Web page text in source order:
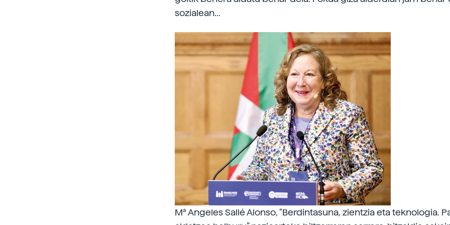
sozialean...
Mª Angeles Sallé Alonso, “Berdintasuna, zientzia eta teknologia.